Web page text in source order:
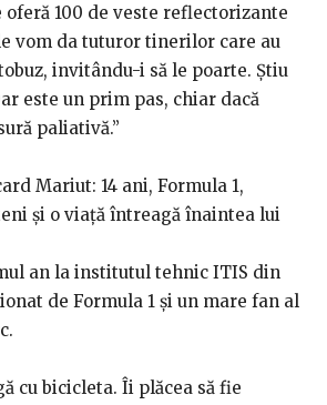
oferă 100 de veste reflectorizante
vom da tuturor tinerilor care au
invitându-i să le poarte. Știu
este un prim pas, chiar dacă
paliativă.”
Mariut: 14 ani, Formula 1,
și o viață întreagă înaintea lui
an la institutul tehnic ITIS din
de Formula 1 și un mare fan al
cu bicicleta. Îi plăcea să fie